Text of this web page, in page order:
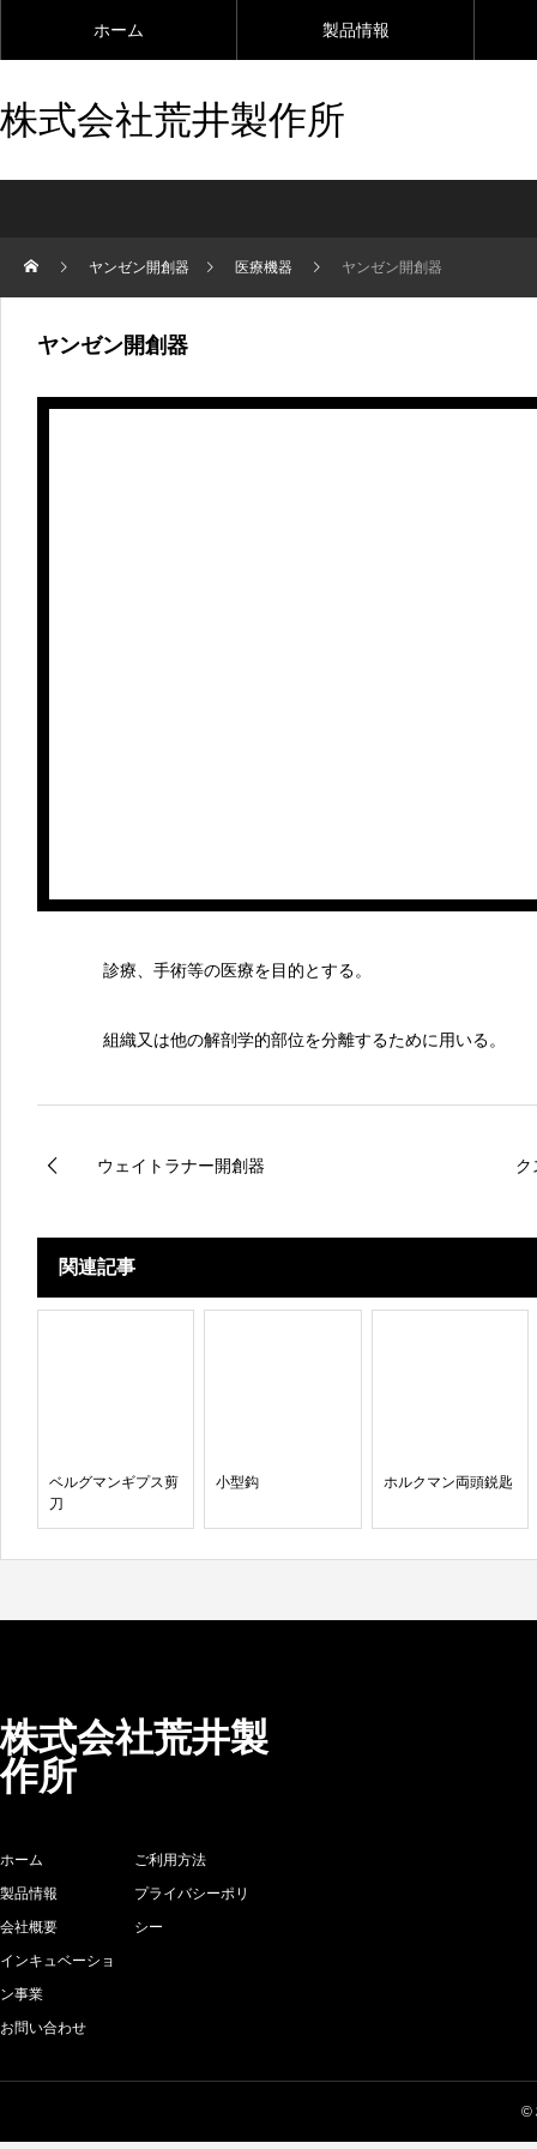
ホーム 製品情報
株式会社荒井製作所
ヤンゼン開創器 医療機器 ヤンゼン開創器
ヤンゼン開創器
診療、手術等の医療を目的とする。
組織又は他の解剖学的部位を分離するために用いる。
ウェイトラナー開創器 ク
関連記事
ベルグマンギプス剪
刀
小型鈎 ホルクマン両頭鋭匙
株式会社荒井製
作所
ホーム
製品情報
会社概要
インキュベーショ
ン事業
お問い合わせ
ご利用方法
プライバシーポリ
シー
©